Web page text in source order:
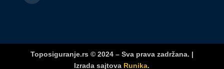
Toposiguranje.rs © 2024 – Sva prava zadržana. |
Izrada sajtova Runika.